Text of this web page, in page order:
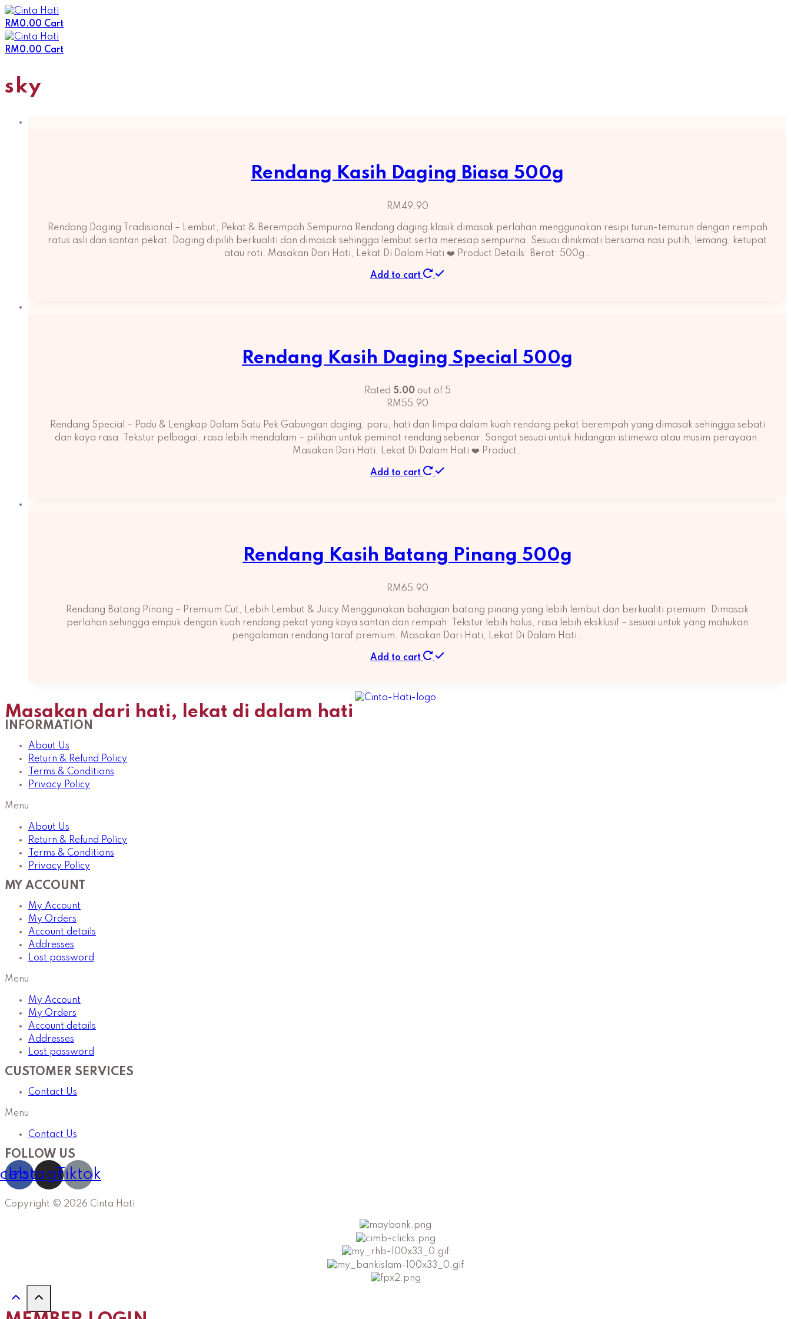
Skip
to
content
RM0.00 Cart
RM0.00 Cart
sky
Rendang Kasih Daging Biasa 500g
RM49.90
Rendang Daging Tradisional – Lembut, Pekat & Berempah Sempurna Rendang daging klasik dimasak perlahan menggunakan resipi turun-temurun dengan rempah
ratus asli dan santan pekat. Daging dipilih berkualiti dan dimasak sehingga lembut serta meresap sempurna. Sesuai dinikmati bersama nasi putih, lemang, ketupat
atau roti. Masakan Dari Hati, Lekat Di Dalam Hati ❤️ Product Details: Berat: 500g…
Add to cart
Rendang Kasih Daging Special 500g
Rated 5.00out of 5
RM55.90
Rendang Special – Padu & Lengkap Dalam Satu Pek Gabungan daging, paru, hati dan limpa dalam kuah rendang pekat berempah yang dimasak sehingga sebati
dan kaya rasa. Tekstur pelbagai, rasa lebih mendalam – pilihan untuk peminat rendang sebenar. Sangat sesuai untuk hidangan istimewa atau musim perayaan.
Masakan Dari Hati, Lekat Di Dalam Hati ❤️ Product…
Add to cart
Rendang Kasih Batang Pinang 500g
RM65.90
Rendang Batang Pinang – Premium Cut, Lebih Lembut & Juicy Menggunakan bahagian batang pinang yang lebih lembut dan berkualiti premium. Dimasak
perlahan sehingga empuk dengan kuah rendang pekat yang kaya santan dan rempah. Tekstur lebih halus, rasa lebih eksklusif – sesuai untuk yang mahukan
pengalaman rendang taraf premium. Masakan Dari Hati, Lekat Di Dalam Hati…
Add to cart
Masakan dari hati, lekat di dalam hati
INFORMATION
About Us
Return & Refund Policy
Terms & Conditions
Privacy Policy
Menu
About Us
Return & Refund Policy
Terms & Conditions
Privacy Policy
MY ACCOUNT
My Account
My Orders
Account details
Addresses
Lost password
Menu
My Account
My Orders
Account details
Addresses
Lost password
CUSTOMER SERVICES
Contact Us
Menu
Contact Us
FOLLOW US
Instagram
Tiktok
Copyright © 2026 Cinta Hati